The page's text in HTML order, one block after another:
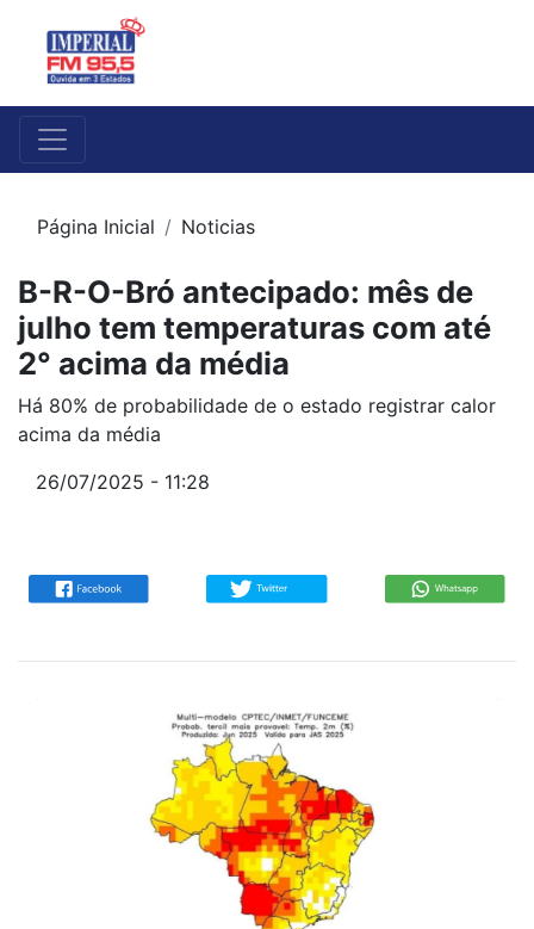
Página Inicial Noticias
B-R-O-Bró antecipado: mês de
julho tem temperaturas com até
2° acima da média
Há 80% de probabilidade de o estado registrar calor
acima da média
26/07/2025 - 11:28